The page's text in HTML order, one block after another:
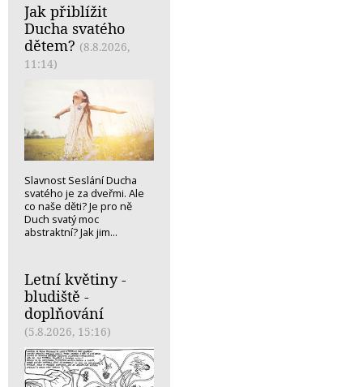
Jak přiblížit
Ducha svatého
dětem? (8.8.2026,
11:14)
Slavnost Seslání Ducha
svatého je za dveřmi. Ale
co naše děti? Je pro ně
Duch svatý moc
abstraktní? Jak jim...
Letní květiny -
bludiště -
doplňování
(5.8.2026, 15:16)